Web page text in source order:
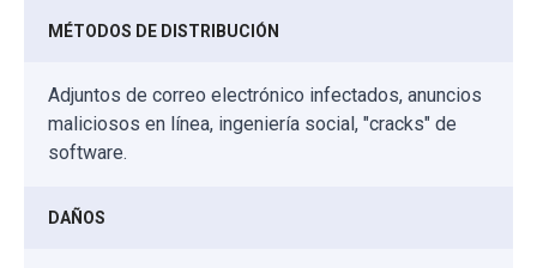
MÉTODOS DE DISTRIBUCIÓN
Adjuntos de correo electrónico infectados, anuncios
maliciosos en línea, ingeniería social, "cracks" de
software.
DAÑOS